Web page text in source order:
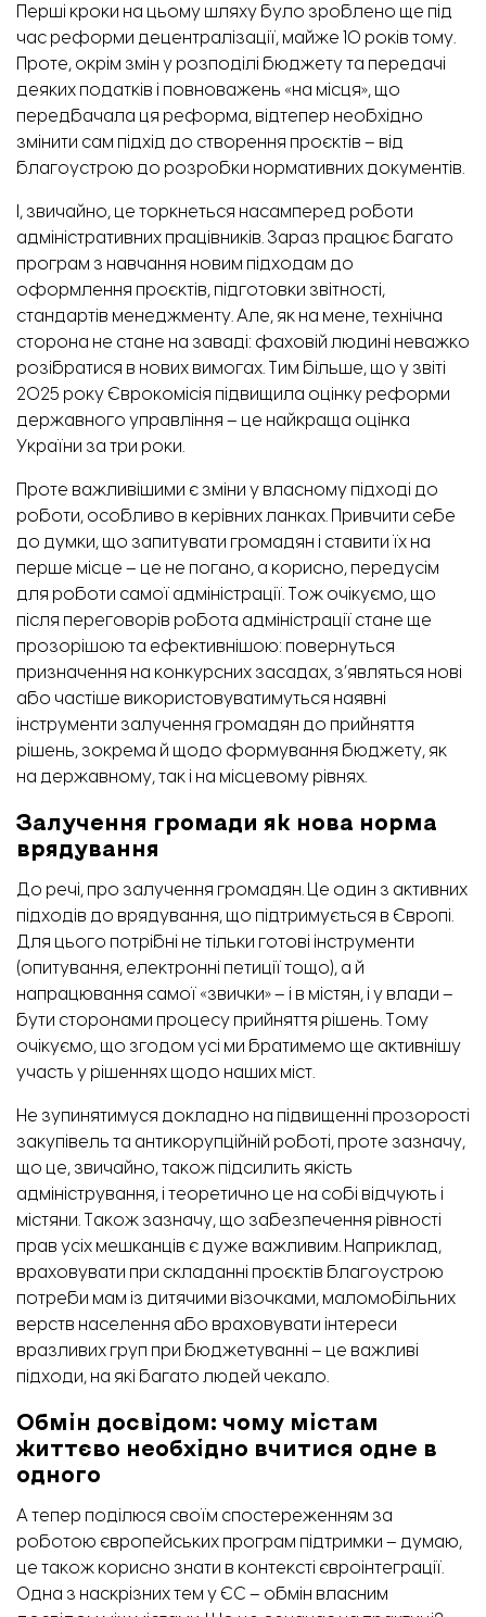
Перші кроки на цьому шляху було зроблено ще під
час реформи децентралізації, майже 10 років тому.
Проте, окрім змін у розподілі бюджету та передачі
деяких податків і повноважень «на місця», що
передбачала ця реформа, відтепер необхідно
змінити сам підхід до створення проєктів – від
благоустрою до розробки нормативних документів.
І, звичайно, це торкнеться насамперед роботи
адміністративних працівників. Зараз працює багато
програм з навчання новим підходам до
оформлення проєктів, підготовки звітності,
стандартів менеджменту. Але, як на мене, технічна
сторона не стане на заваді: фаховій людині неважко
розібратися в нових вимогах. Тим більше, що у звіті
2025 року Єврокомісія підвищила оцінку реформи
державного управління – це найкраща оцінка
України за три роки.
Проте важливішими є зміни у власному підході до
роботи, особливо в керівних ланках. Привчити себе
до думки, що запитувати громадян і ставити їх на
перше місце – це не погано, а корисно, передусім
для роботи самої адміністрації. Тож очікуємо, що
після переговорів робота адміністрації стане ще
прозорішою та ефективнішою: повернуться
призначення на конкурсних засадах, з’являться нові
або частіше використовуватимуться наявні
інструменти залучення громадян до прийняття
рішень, зокрема й щодо формування бюджету, як
на державному, так і на місцевому рівнях.
Залучення громади як нова норма
врядування
До речі, про залучення громадян. Це один з активних
підходів до врядування, що підтримується в Європі.
Для цього потрібні не тільки готові інструменти
(опитування, електронні петиції тощо), а й
напрацювання самої «звички» – і в містян, і у влади –
бути сторонами процесу прийняття рішень. Тому
очікуємо, що згодом усі ми братимемо ще активнішу
участь у рішеннях щодо наших міст.
Не зупинятимуся докладно на підвищенні прозорості
закупівель та антикорупційній роботі, проте зазначу,
що це, звичайно, також підсилить якість
адміністрування, і теоретично це на собі відчують і
містяни. Також зазначу, що забезпечення рівності
прав усіх мешканців є дуже важливим. Наприклад,
враховувати при складанні проєктів благоустрою
потреби мам із дитячими візочками, маломобільних
верств населення або враховувати інтереси
вразливих груп при бюджетуванні – це важливі
підходи, на які багато людей чекало.
Обмін досвідом: чому містам
життєво необхідно вчитися одне в
одного
А тепер поділюся своїм спостереженням за
роботою європейських програм підтримки – думаю,
це також корисно знати в контексті євроінтеграції.
Одна з наскрізних тем у ЄС – обмін власним